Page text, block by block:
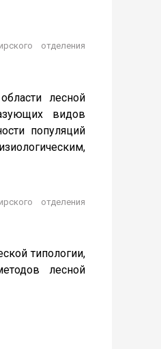
отделения
лесной
видов
популяций
отделения
типологии,
лесной